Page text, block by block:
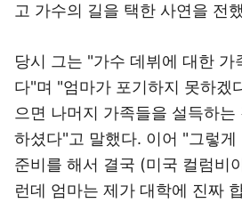
고 가수의 길을 택한 사연을 전
당시 그는 "가수 데뷔에 대한 가
다"며 "엄마가 포기하지 못하겠
으면 나머지 가족들을 설득하는
하셨다"고 말했다. 이어 "그렇게
준비를 해서 결국 (미국 컬럼비
런데 엄마는 제가 대학에 진짜